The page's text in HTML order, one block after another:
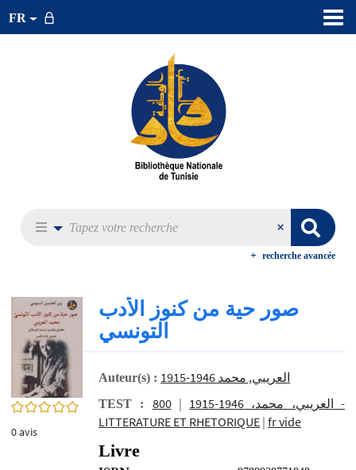
FR
recherche avancée
0/5
0avis
صور حية من كنوز الأدب
التونسي
Auteur(s) : العريبي, محمد 1946-1915
TEST : العريبي، محمد، 1946-1915 |
800 -
LITTERATURE ET RHETORIQUE | fr vide
Livre